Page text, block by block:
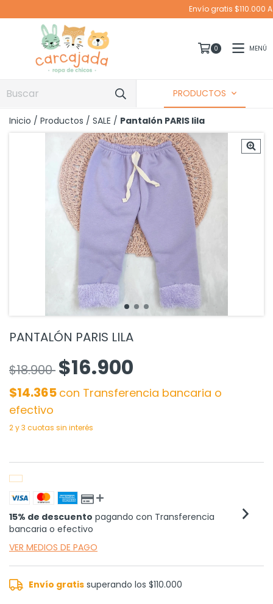
Envío gratis $110.000 A CABA EN MOTO Y SUCURSAL
0 MENÚ
PRODUCTOS
Inicio / Productos / SALE / Pantalón PARIS lila
PANTALÓN PARIS LILA
$18.900 $16.900
$14.365 con Transferencia bancaria o
efectivo
15% de descuento pagando con Transferencia
bancaria o efectivo
VER MEDIOS DE PAGO
Envío gratis superando los$110.000